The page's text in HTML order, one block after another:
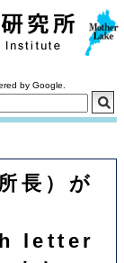
by Google.
長）が
letter